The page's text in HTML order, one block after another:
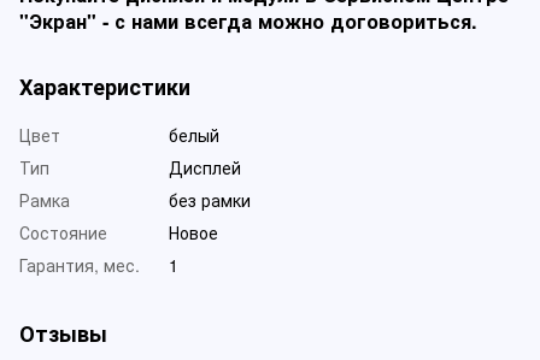
"Экран" - с нами всегда можно договориться.
Характеристики
Цвет
белый
Тип
Дисплей
Рамка
без рамки
Состояние
Новое
Гарантия, мес.
1
Отзывы